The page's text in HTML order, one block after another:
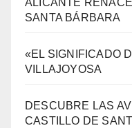
ALICANTE
SANTA BÁRBARA
«EL SIGNIFICADO
VILLAJOYOSA
DESCUBRE LAS
CASTILLO DE